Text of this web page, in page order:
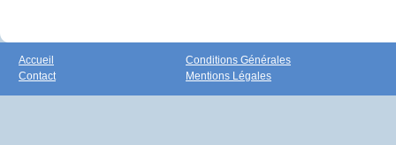
Accueil
Contact
Conditions Générales
Mentions Légales